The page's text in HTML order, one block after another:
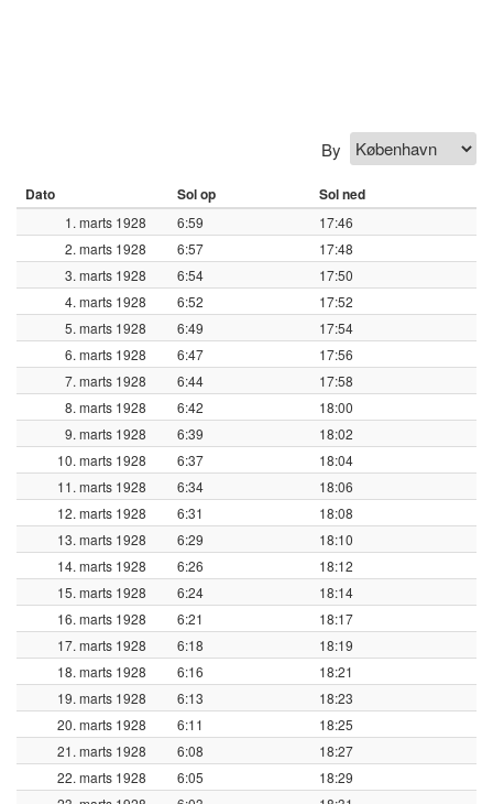
By
Dato Sol op Sol ned
1. marts 1928 6:59
17:46
2. marts 1928
6:57
17:48
3. marts 1928
6:54
17:50
4. marts 1928
6:52
17:52
5. marts 1928
6:49
17:54
6. marts 1928
6:47
17:56
7. marts 1928
6:44
17:58
8. marts 1928
6:42
18:00
9. marts 1928
6:39
18:02
10. marts 1928
6:37
18:04
11. marts 1928
6:34
18:06
12. marts 1928
6:31
18:08
13. marts 1928
6:29
18:10
14. marts 1928
6:26
18:12
15. marts 1928
6:24
18:14
16. marts 1928
6:21
18:17
17. marts 1928
6:18
18:19
18. marts 1928
6:16
18:21
19. marts 1928
6:13
18:23
20. marts 1928
6:11
18:25
21. marts 1928
6:08
18:27
22. marts 1928
6:05
18:29